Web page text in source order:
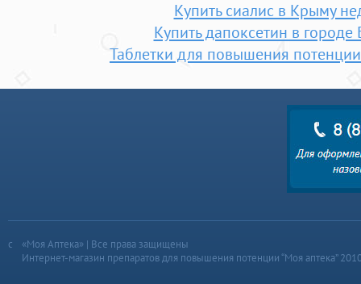
Купить сиалис в Крыму
Купить дапоксетин в
Таблетки для повышения
«Моя Аптека» | Все права защищены
Интернет-магазин препаратов для повышения потенции “Моя аптека”